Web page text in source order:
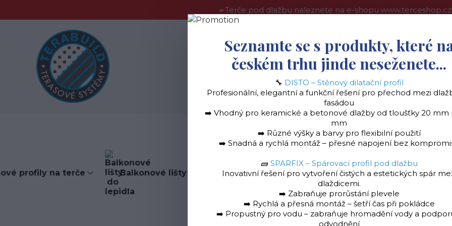
➢Terče pod dlažbu naleznete na e-shopu
Hledat
profily na terče Balkonové lišty do lepidla Stěnový dilatační profil "DISTO"
Seznamte se s produkty, které
českém trhu jinde neseženete...
🔧 DISTO – Stěnový dilatační profil
Profesionální, elegantní a funkční řešení pro přechod mezi
fasádou
➡️ Vhodný pro keramické a betonové dlažby od tloušťky 20 mm
mm
➡️ Různé výšky a barvy pro flexibilní použití
➡️ Snadná a rychlá montáž – přesné napojení bez
🧱 SPARFIX – Spárovací profil pod dlažbu
Inovativní řešení pro vytvoření čistých a estetických spár
dlaždicemi.
➡️ Zabraňuje prorůstání plevele
➡️ Rychlá a přesná montáž – šetří čas při pokládce
➡️ Propustný pro vodu – zabraňuje hromadění vody a
odvodnění